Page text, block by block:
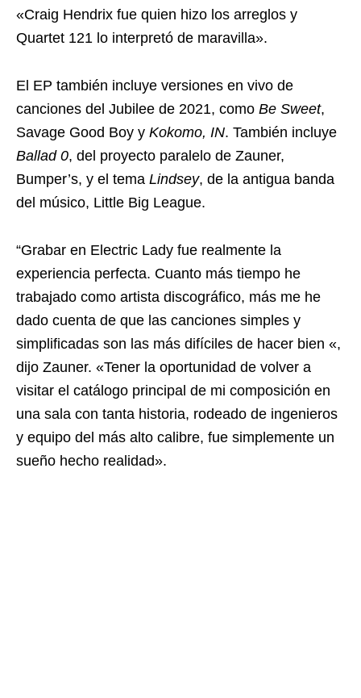
«Craig Hendrix fue quien hizo los arreglos y
Quartet 121 lo interpretó de maravilla».
El EP también incluye versiones en vivo de
canciones del Jubilee de 2021, como Be Sweet,
Savage Good Boy y Kokomo, IN. También incluye
Ballad 0, del proyecto paralelo de Zauner,
Bumper’s, y el tema Lindsey, de la antigua banda
del músico, Little Big League.
“Grabar en Electric Lady fue realmente la
experiencia perfecta. Cuanto más tiempo he
trabajado como artista discográfico, más me he
dado cuenta de que las canciones simples y
simplificadas son las más difíciles de hacer bien «,
dijo Zauner. «Tener la oportunidad de volver a
visitar el catálogo principal de mi composición en
una sala con tanta historia, rodeado de ingenieros
y equipo del más alto calibre, fue simplemente un
sueño hecho realidad».